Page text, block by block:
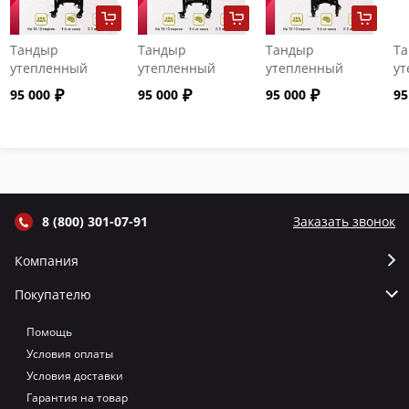
Тандыр
утепленный
"Сармат" с
откидной
95 000
Тандыр
утепленный
"Сармат" с
откидной
95 000
Тандыр
утепленный
"Сармат" с
откидной
95 000
8 (800) 301-07-91 Заказать звонок
Компания
Покупателю
Помощь
Условия оплаты
Условия доставки
Гарантия на товар